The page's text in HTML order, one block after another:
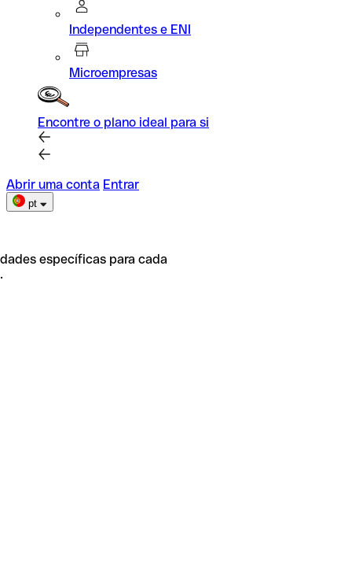
Independentes e ENI
Microempresas
Encontre o plano ideal para si
Abrir uma conta Entrar
pt
específicas para cada